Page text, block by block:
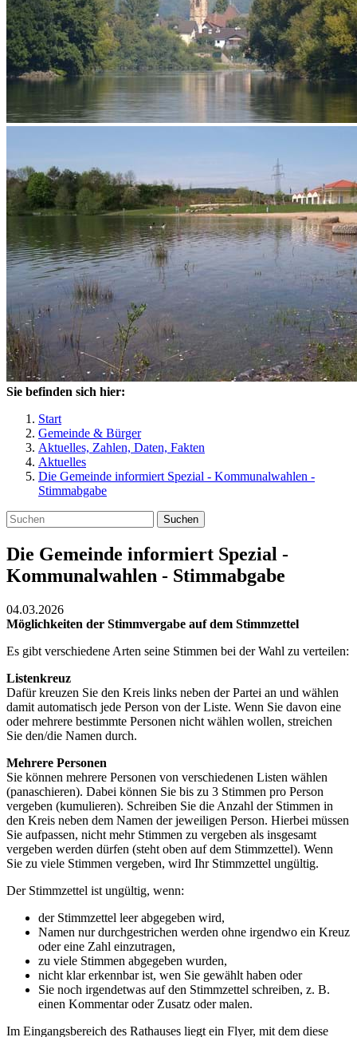
Sie befinden sich hier:
Start
Gemeinde & Bürger
Aktuelles, Zahlen, Daten, Fakten
Aktuelles
Die Gemeinde informiert Spezial - Kommunalwahlen -
Stimmabgabe
Suchen
Die Gemeinde informiert Spezial -
Kommunalwahlen - Stimmabgabe
04.03.2026
Möglichkeiten der Stimmvergabe auf dem Stimmzettel
Es gibt verschiedene Arten seine Stimmen bei der Wahl zu verteilen:
Listenkreuz
Dafür kreuzen Sie den Kreis links neben der Partei an und wählen
damit automatisch jede Person von der Liste. Wenn Sie davon eine
oder mehrere bestimmte Personen nicht wählen wollen, streichen
Sie den/die Namen durch.
Mehrere Personen
Sie können mehrere Personen von verschiedenen Listen wählen
(panaschieren). Dabei können Sie bis zu 3 Stimmen pro Person
vergeben (kumulieren). Schreiben Sie die Anzahl der Stimmen in
den Kreis neben dem Namen der jeweiligen Person. Hierbei müssen
Sie aufpassen, nicht mehr Stimmen zu vergeben als insgesamt
vergeben werden dürfen (steht oben auf dem Stimmzettel). Wenn
Sie zu viele Stimmen vergeben, wird Ihr Stimmzettel ungültig.
Der Stimmzettel ist ungültig, wenn:
der Stimmzettel leer abgegeben wird,
Namen nur durchgestrichen werden ohne irgendwo ein Kreuz
oder eine Zahl einzutragen,
zu viele Stimmen abgegeben wurden,
nicht klar erkennbar ist, wen Sie gewählt haben oder
Sie noch irgendetwas auf den Stimmzettel schreiben, z. B.
einen Kommentar oder Zusatz oder malen.
Im Eingangsbereich des Rathauses liegt ein Flyer, mit dem diese